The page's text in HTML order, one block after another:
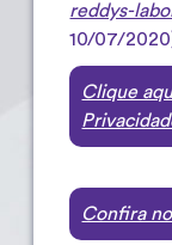
reddys-
10/07/
Clique
Confira